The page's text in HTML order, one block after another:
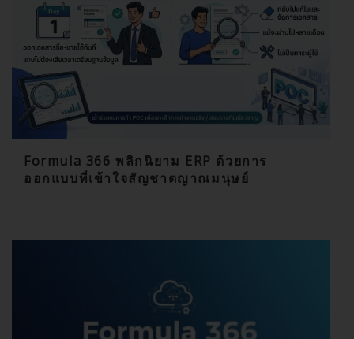
Formula 366 พลิกนิยาม ERP ด้วยการ
ออกแบบที่เข้าใจสัญชาตญาณมนุษย์